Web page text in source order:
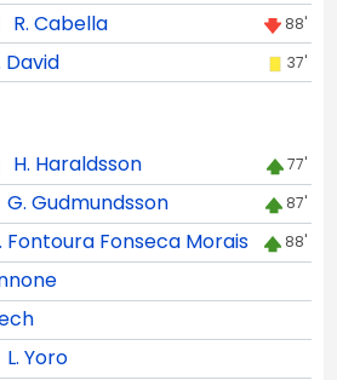
R. Cabella 88'
David 37'
H. Haraldsson 77'
G. Gudmundsson 87'
Fontoura Fonseca Morais 88'
L. Yoro